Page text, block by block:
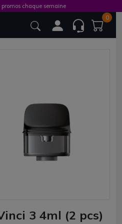
0
3 4ml (2 pcs)
chaque semaine